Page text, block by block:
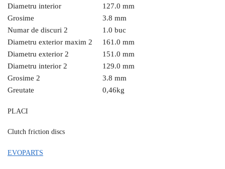
Diametru interior
127.0 mm
Grosime
3.8 mm
Numar de discuri 2
1.0 buc
Diametru exterior maxim 2
161.0 mm
Diametru exterior 2
151.0 mm
Diametru interior 2
129.0 mm
Grosime 2
3.8 mm
Greutate
0,46kg
PLACI
Clutch friction discs
EVOPARTS